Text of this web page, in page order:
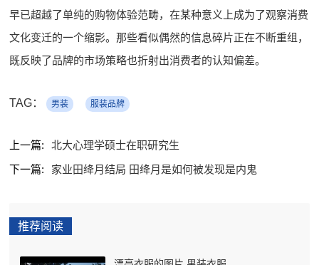
早已超越了单纯的购物体验范畴，在某种意义上成为了观察消费
文化变迁的一个缩影。那些看似偶然的信息碎片正在不断重组，
既反映了品牌的市场策略也折射出消费者的认知偏差。
TAG： 男装 服装品牌
上一篇:
北大心理学硕士在职研究生
下一篇:
家业田绛月结局 田绛月是如何被发现是内鬼
推荐阅读